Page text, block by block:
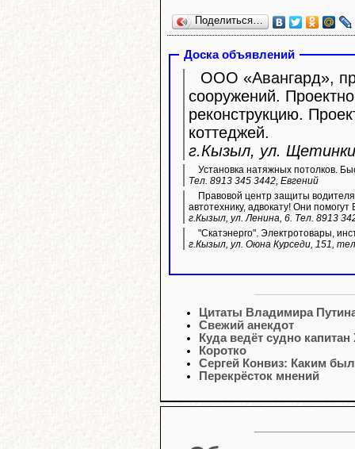
Поделиться…
Доска объявлений
ООО «Авангард»,
сооружений.
реконструкцию.
коттеджей.
г.Кызыл, ул.
Установка натяжных потолков.
Тел. 8913 345 3442, Евгений
Правовой центр защиты
автотехнику, адвокату! Они
г.Кызыл, ул. Ленина, 6. Тел. 8913
"Скатэнерго". Электротовары,
г.Кызыл, ул. Оюна Курседи, 151,
Цитаты Владимира
Свежий анекдот
Куда ведёт судно
Коротко
Сергей Конвиз: Каким
Перекрёсток мнений